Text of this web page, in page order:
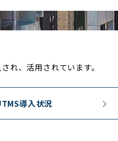
れ、活用されています。
導入状況